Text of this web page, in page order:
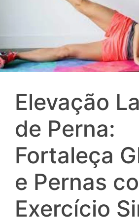
Elevação
de Perna:
Fortaleça
e Pernas
Exercício